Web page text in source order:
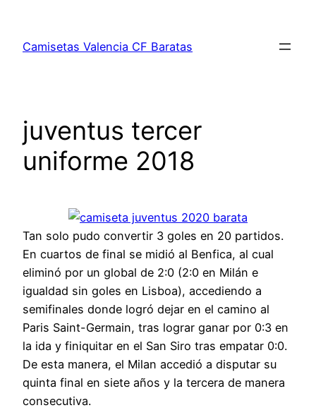
contenido
Camisetas Valencia CF Baratas
juventus tercer
uniforme 2018
Tan solo pudo convertir 3 goles en 20 partidos.
En cuartos de final se midió al Benfica, al cual
eliminó por un global de 2:0 (2:0 en Milán e
igualdad sin goles en Lisboa), accediendo a
semifinales donde logró dejar en el camino al
Paris Saint-Germain, tras lograr ganar por 0:3 en
la ida y finiquitar en el San Siro tras empatar 0:0.
De esta manera, el Milan accedió a disputar su
quinta final en siete años y la tercera de manera
consecutiva.